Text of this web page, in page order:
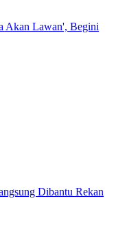
Akan Lawan', Begini
Dibantu Rekan